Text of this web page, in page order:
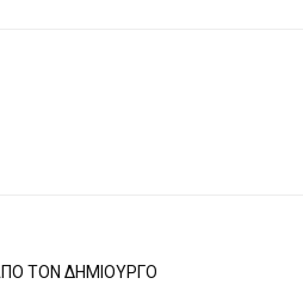
ΤΟΝ ΔΗΜΙΟΥΡΓΟ